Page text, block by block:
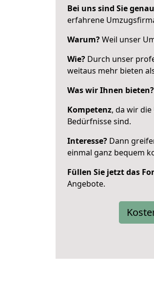
Bei uns sind Sie
erfahrene
Warum?Weil unser
Wie? Durch unser
weitaus mehr bieten
Was wir Ihnen bieten?
Kompetenz, da wir
Bedürfnisse sind.
Interesse? Dann
einmal ganz bequem
Füllen Sie jetzt das
Angebote.